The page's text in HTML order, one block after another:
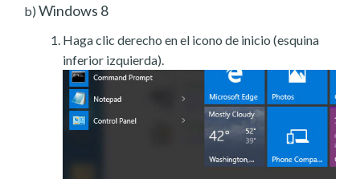
b) Windows 8
Haga clic derecho en el icono de inicio (esquina
inferior izquierda).